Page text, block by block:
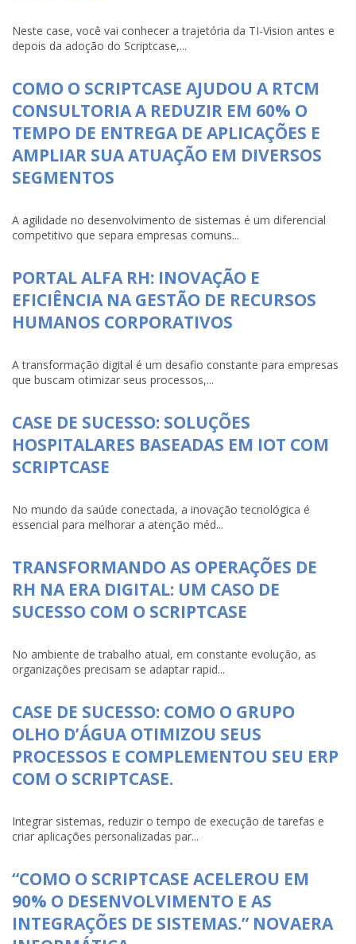
Neste case, você vai conhecer a trajetória da TI-Vision antes e
depois da adoção do Scriptcase,...
COMO O SCRIPTCASE AJUDOU A RTCM
CONSULTORIA A REDUZIR EM 60% O
TEMPO DE ENTREGA DE APLICAÇÕES E
AMPLIAR SUA ATUAÇÃO EM DIVERSOS
SEGMENTOS
A agilidade no desenvolvimento de sistemas é um diferencial
competitivo que separa empresas comuns...
PORTAL ALFA RH: INOVAÇÃO E
EFICIÊNCIA NA GESTÃO DE RECURSOS
HUMANOS CORPORATIVOS
A transformação digital é um desafio constante para empresas
que buscam otimizar seus processos,...
CASE DE SUCESSO: SOLUÇÕES
HOSPITALARES BASEADAS EM IOT COM
SCRIPTCASE
No mundo da saúde conectada, a inovação tecnológica é
essencial para melhorar a atenção méd...
TRANSFORMANDO AS OPERAÇÕES DE
RH NA ERA DIGITAL: UM CASO DE
SUCESSO COM O SCRIPTCASE
No ambiente de trabalho atual, em constante evolução, as
organizações precisam se adaptar rapid...
CASE DE SUCESSO: COMO O GRUPO
OLHO D’ÁGUA OTIMIZOU SEUS
PROCESSOS E COMPLEMENTOU SEU ERP
COM O SCRIPTCASE.
Integrar sistemas, reduzir o tempo de execução de tarefas e
criar aplicações personalizadas par...
“COMO O SCRIPTCASE ACELEROU EM
90% O DESENVOLVIMENTO E AS
INTEGRAÇÕES DE SISTEMAS.” NOVAERA